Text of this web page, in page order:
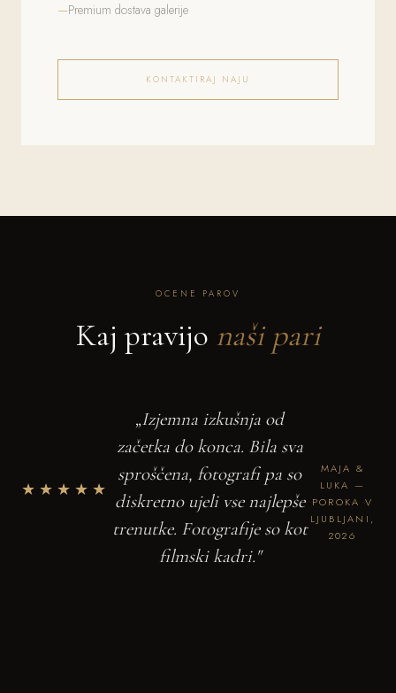
Premium dostava galerije
KONTAKTIRAJ NAJU
OCENE PAROV
Kaj pravijo naši pari
★★★★★
„Izjemna izkušnja od
začetka do konca. Bila sva
sproščena, fotografi pa so
diskretno ujeli vse najlepše
trenutke. Fotografije so kot
filmski kadri."
MAJA &
LUKA —
POROKA V
LJUBLJANI,
2026